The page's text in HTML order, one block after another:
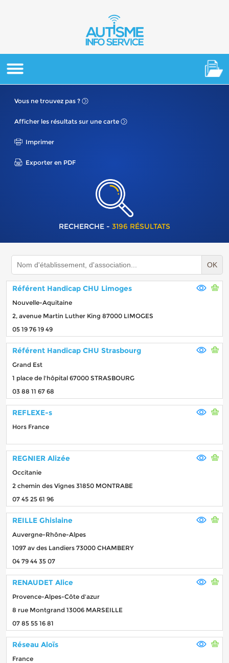
Vous ne trouvez pas ?
Afficher les résultats sur une carte
Imprimer
Exporter en PDF
RECHERCHE - 3196 RÉSULTATS
OK
Référent Handicap CHU Limoges
Nouvelle-Aquitaine
2, avenue Martin Luther King 87000 LIMOGES
05 19 76 19 49
Référent Handicap CHU Strasbourg
Grand Est
1 place de l'hôpital 67000 STRASBOURG
03 88 11 67 68
REFLEXE-s
Hors France
REGNIER Alizée
Occitanie
2 chemin des Vignes 31850 MONTRABE
07 45 25 61 96
REILLE Ghislaine
Auvergne-Rhône-Alpes
1097 av des Landiers 73000 CHAMBERY
04 79 44 35 07
RENAUDET Alice
Provence-Alpes-Côte d'azur
8 rue Montgrand 13006 MARSEILLE
07 85 55 16 81
Réseau Aloïs
France